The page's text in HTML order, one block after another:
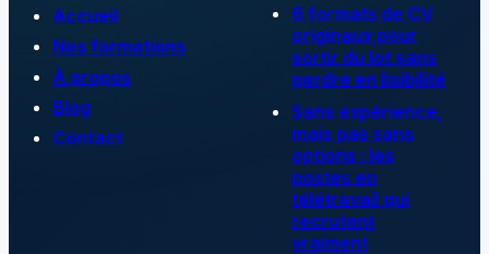
Accueil
Nos formations
À propos
Blog
Contact
6 formats de CV
originaux pour
sortir du lot sans
perdre en lisibilité
Sans expérience,
mais pas sans
options : les
postes en
télétravail qui
recrutent
vraiment